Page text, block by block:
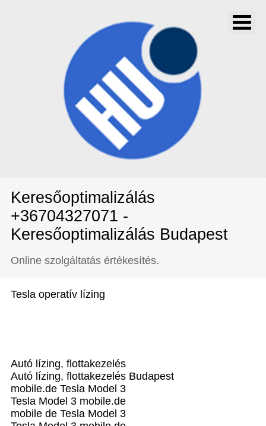
Keresőoptimalizálás
+36704327071 -
Keresőoptimalizálás Budapest
Online szolgáltatás értékesítés.
Tesla operatív lízing
Autó lízing, flottakezelés
Autó lízing, flottakezelés Budapest
mobile.de Tesla Model 3
Tesla Model 3 mobile.de
mobile de Tesla Model 3